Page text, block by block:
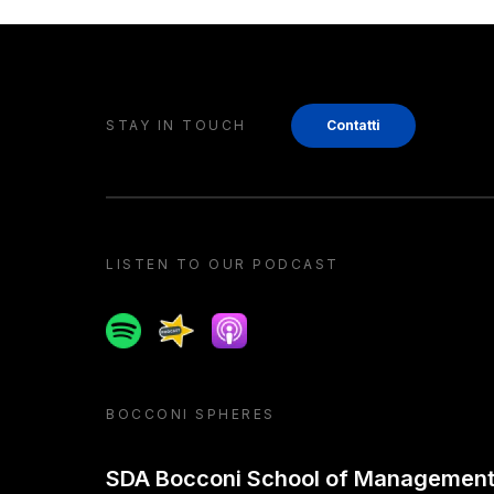
STAY IN TOUCH Contatti
LISTEN TO OUR PODCAST
SpotifySpreakerApple podcast
BOCCONI SPHERES
SDA Bocconi School of Management